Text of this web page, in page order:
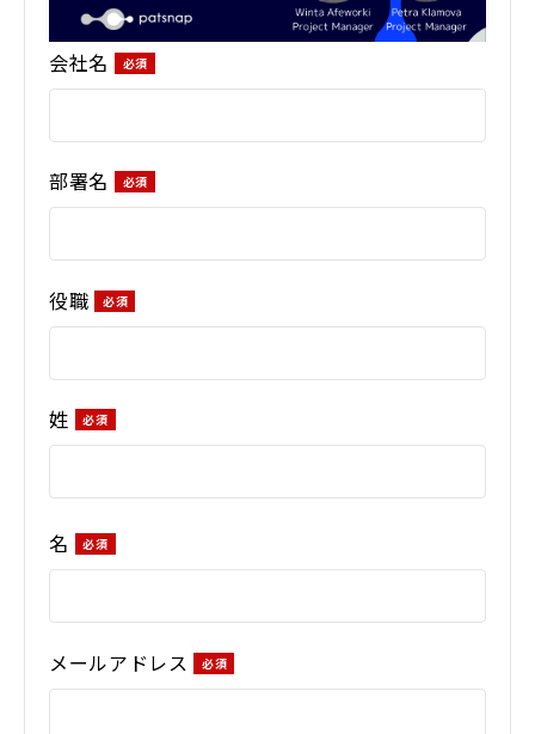
会社名
部署名
役職
姓
名
メールアドレス